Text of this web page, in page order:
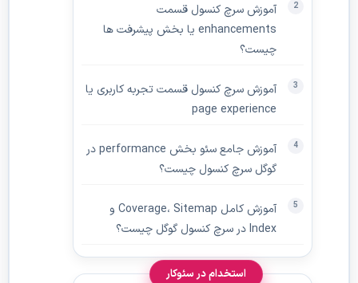
آموزش سرچ کنسول قسمت
enhancements یا بخش پیشرفت ها
چیست؟
آموزش سرچ کنسول قسمت تجربه کاربری یا
page experience
آموزش جامع سئو بخش performance در
گوگل سرچ کنسول چیست؟
آموزش کامل Coverage، Sitemap و
Index در سرچ کنسول گوگل چیست؟
استخدام در سئوکار